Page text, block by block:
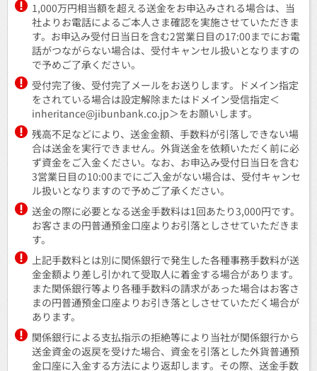
1,000万円相当額を超える送金をお申込みされる場合は、当
社よりお電話によるご本人さま確認を実施させていただきま
す。お申込み受付日当日を含む2営業日目の17:00までにお電
話がつながらない場合は、受付キャンセル扱いとなりますの
で予めご了承ください。
受付完了後、受付完了メールをお送りします。ドメイン指定
をされている場合は設定解除またはドメイン受信指定＜
inheritance@jibunbank.co.jp＞をお願いします。
残高不足などにより、送金金額、手数料が引落しできない場
合は送金を実行できません。外貨送金を依頼いただく前に必
ず資金をご入金ください。なお、お申込み受付日当日を含む
3営業日目の10:00までにご入金がない場合は、受付キャンセ
ル扱いとなりますので予めご了承ください。
送金の際に必要となる送金手数料は1回あたり3,000円です。
お客さまの円普通預金口座よりお引落としさせていただきま
す。
上記手数料とは別に関係銀行で発生した各種事務手数料が送
金金額より差し引かれて受取人に着金する場合があります。
また関係銀行等より各種手数料の請求があった場合はお客さ
まの円普通預金口座よりお引き落としさせていただく場合が
あります。
関係銀行による支払指示の拒絶等により当社が関係銀行から
送金資金の返戻を受けた場合、資金を引落とした外貨普通預
金口座に入金する方法により返却します。その際、送金手数